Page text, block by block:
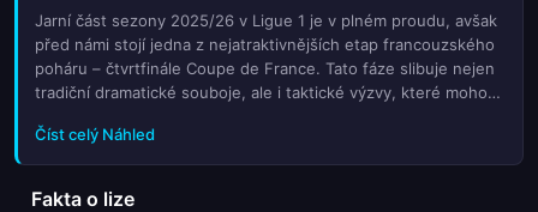
Jarní část sezony 2025/26 v Ligue 1 je v plném proudu, avšak
před námi stojí jedna z nejatraktivnějších etap francouzského
poháru – čtvrtfinále Coupe de France. Tato fáze slibuje nejen
tradiční dramatické souboje, ale i taktické výzvy, které mohou
Číst celý Náhled
Fakta o lize